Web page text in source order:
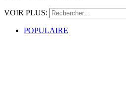
VOIR PLUS:
POPULAIRE